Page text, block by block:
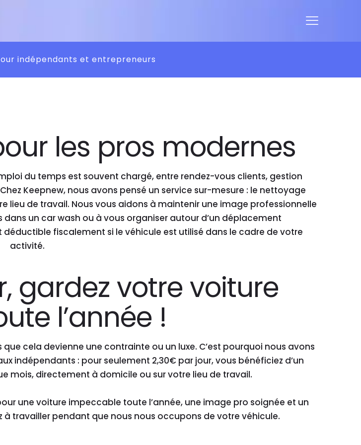
indépendants et entrepreneurs
les pros modernes
du temps est souvent chargé, entre rendez-vous clients, gestion
Keepnew, nous avons pensé un service sur-mesure : le nettoyage
de travail. Nous vous aidons à maintenir une image professionnelle
un car wash ou à vous organiser autour d’un déplacement
fiscalement si le véhicule est utilisé dans le cadre de votre
activité.
gardez votre voiture
l’année !
cela devienne une contrainte ou un luxe. C’est pourquoi nous avons
indépendants : pour seulement 2,30€ par jour, vous bénéficiez d’un
mois, directement à domicile ou sur votre lieu de travail.
une voiture impeccable toute l’année, une image pro soignée et un
travailler pendant que nous nous occupons de votre véhicule.